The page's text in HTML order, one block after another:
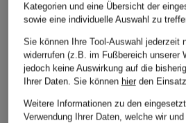
Kategorien und eine Übersicht der
sowie eine individuelle Auswahl zu
Sie können Ihre Tool-Auswahl jederzeit
widerrufen (z.B. im Fußbereich unserer
jedoch keine Auswirkung auf die
Ihrer Daten. Sie können hierden
Weitere Informationen zu den
Verwendung Ihrer Daten, welche wir